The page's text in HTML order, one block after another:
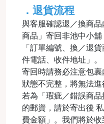
．退貨流程
與客服確認退／換商
商品」寄回非池中小
「訂單編號、換／退
件電話、收件地址」。
寄回時請務必注意包
狀態不完整，將無法進
若為「瑕疵／錯誤商
的郵資，請於寄出後
費金額」。我們將於